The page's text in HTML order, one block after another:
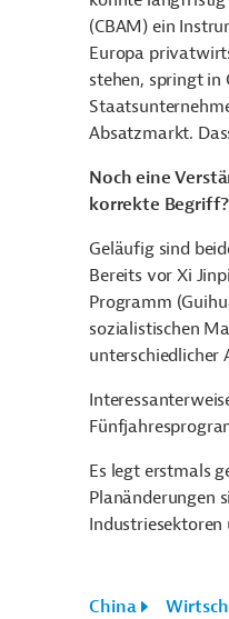
(CBAM) ein
Europa
stehen, springt in
Absatzmarkt.
Noch eine
korrekte Begriff?
Geläufig sind
Bereits vor Xi
Programm
sozialistischen
unterschiedlicher
Es legt erstmals
Planänderungen
China